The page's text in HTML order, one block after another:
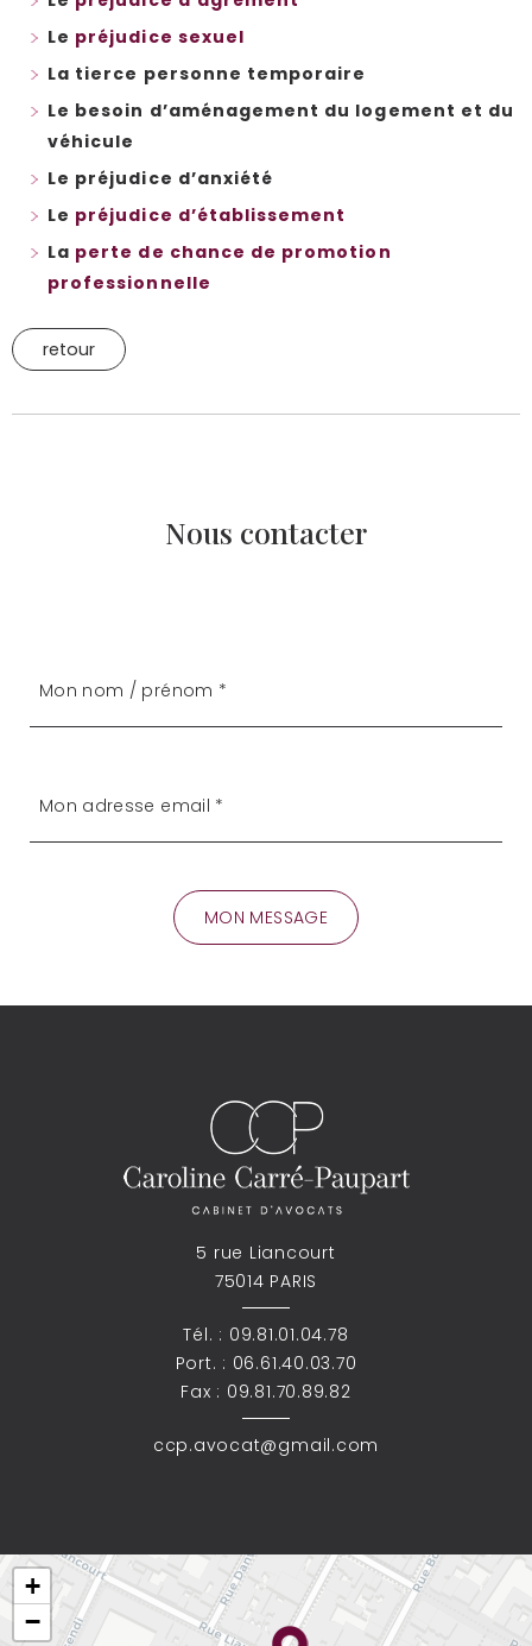
Le préjudice sexuel
La tierce personne temporaire
Le besoin d’aménagement du logement et du
véhicule
Le préjudice d’anxiété
Le préjudice d’établissement
La perte de chance de promotion
professionnelle
retour
Nous contacter
5 rue Liancourt
75014 PARIS
Tél. : 09.81.01.04.78
Port. : 06.61.40.03.70
Fax : 09.81.70.89.82
ccp.avocat@gmail.com
+
−